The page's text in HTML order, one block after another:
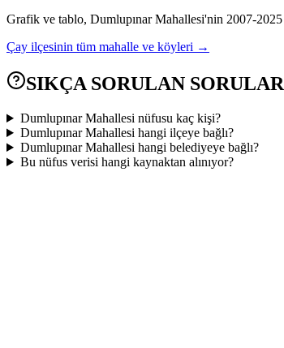
Grafik ve tablo, DumlupınarMahallesi'nin 2007-2025
Çay ilçesinin tüm mahalle ve köyleri →
SIKÇA SORULAN SORULAR
Dumlupınar Mahallesi nüfusu kaç kişi?
Dumlupınar Mahallesi hangi ilçeye bağlı?
Dumlupınar Mahallesi hangi belediyeye bağlı?
Bu nüfus verisi hangi kaynaktan alınıyor?